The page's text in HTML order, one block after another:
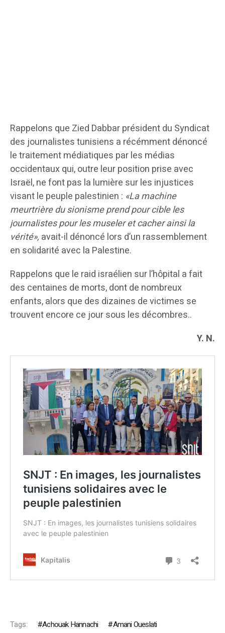
Rappelons que Zied Dabbar président du Syndicat
des journalistes tunisiens a récémment dénoncé
le traitement médiatiques par les médias
occidentaux qui, outre leur position prise avec
Israël, ne font pas la lumière sur les injustices
visant le peuple palestinien : «La machine
meurtrière du sionisme prend pour cible les
journalistes pour les museler et cacher ainsi la
vérité», avait-il dénoncé lors d’un rassemblement
en solidarité avec la Palestine.
Rappelons que le raid israélien sur l’hôpital a fait
des centaines de morts, dont de nombreux
enfants, alors que des dizaines de victimes se
trouvent encore ce jour sous les décombres..
Y. N.
Tags: Achouak Hannachi Amani Oueslati